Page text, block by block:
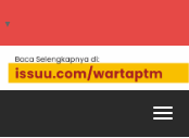
▼